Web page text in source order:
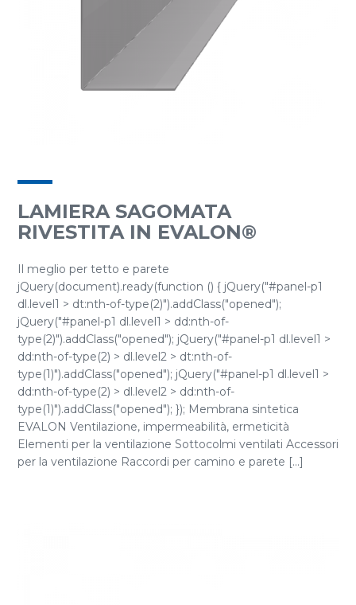
LAMIERA SAGOMATA
RIVESTITA IN EVALON®
Il meglio per tetto e parete
jQuery(document).ready(function () { jQuery("#panel-p1
dl.level1 > dt:nth-of-type(2)").addClass("opened");
jQuery("#panel-p1 dl.level1 > dd:nth-of-
type(2)").addClass("opened"); jQuery("#panel-p1 dl.level1 >
dd:nth-of-type(2) > dl.level2 > dt:nth-of-
type(1)").addClass("opened"); jQuery("#panel-p1 dl.level1 >
dd:nth-of-type(2) > dl.level2 > dd:nth-of-
type(1)").addClass("opened"); }); Membrana sintetica
EVALON Ventilazione, impermeabilità, ermeticità
Elementi per la ventilazione Sottocolmi ventilati Accessori
per la ventilazione Raccordi per camino e parete [...]